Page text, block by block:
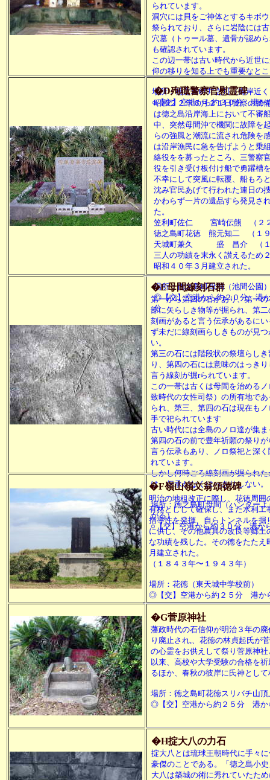
�F嶺山嶺文翁頌徳碑
明治の地租改正に際し、花徳周囲
有林としして確保し、また水利工
指導性を発揮、自らトンネルを掘
に供し、その他農具の改良等郷土
な功績を残した。その徳をたたえ
月建立された。
（１８４３年〜１９４３年）
場所：花徳（東天城中学校前）
◎【交】空港から約２５分 港か
�E母間線刻石群
第一から第四の石があり、第一
部に矢らしき物等が掘られ、第
刻画があると言う伝承があるに
ず未だに線刻画らしきものが見
い。
第三の石には階段状の祭壇らし
り、第四の石には意味のはっき
言う線刻が掘rられています。
この一帯は古くは母間を治める
致時代の女性司祭）の所有地で
られ、第三、第四の石は現在も
手で祀られています
古い時代には全島のノロ達が集
第四の石の前で豊年祈願の祭り
言う伝承もあり、ノロ祭祀と深
れています。
しかし何時ごろ線刻画が掘られ
は、伝承がなくはっきりしない。
場所：徳之島町母間（ハンター
がる）
○【交】空港から約３０分 港か
�H掟大八の力石
掟大八とは琉球王朝時代に手々
豪傑のことである。「徳之島小
大八は築城の術に秀れていたた
�G菅原神社
藩政時代の石信仰が明治３年の
り廃止され,、花徳の林貞起氏が
の心霊をお供えして祭り菅原神
以来、高校や大学受験の合格を
るほか、春秋の彼岸に氏神とし
場所：徳之島町花徳スリバチ山頂
◎【交】空港から約２５分 港か
�D殉職警察官慰霊碑
昭和２２年６月２１日警察の警
は徳之島沿岸海上において不審
中、突然母間沖で機関に故障を
らの強風と潮流に流され危険を
は沿岸漁民に急を告げようと乗
絡役をを募ったところ、三警察
役を引き受け板付け船で勇躍槽
不幸にして突風に転覆、船もろ
沈み官民あげて行われた連日の
かわらず一片の遺品すら発見さ
た。
笠利町佐仁 宮崎伝熊 （２
徳之島町花徳 熊元知二 （１
天城町兼久 盛 昌介 （１
三人の功績を末永く讃えるため
昭和４０年３月建立された。
場所：徳之島町母間（池間公園
◎【交】空港から約２０分 港
分
られています。
洞穴には貝をご神体とするキボ
祭られており、さらに岩陰には
穴墓（トゥール墓、遺骨が認め
も確認されています。
この辺一帯は古い時代から近世
仰の移りを知る上でも重要なと
場所：徳之島町井之川（海岸近
○【交】空港から約３０分 港か